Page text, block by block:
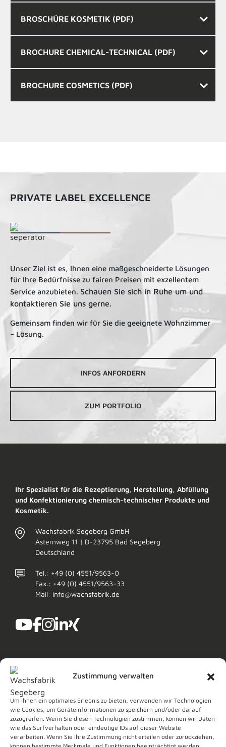
Zustimmung verwalten
Um Ihnen ein optimales Erlebnis zu bieten, verwenden wir Technologien
wie Cookies, um Geräteinformationen zu speichern und/oder darauf
zuzugreifen. Wenn Sie diesen Technologien zustimmen, können wir Daten
wie das Surfverhalten oder eindeutige IDs auf dieser Website
verarbeiten. Wenn Sie Ihre Zustimmung nicht erteilen oder zurückziehen,
BROSCHÜRE KOSMETIK (PDF)
BROCHURE CHEMICAL-TECHNICAL (PDF)
BROCHURE COSMETICS (PDF)
PRIVATE LABEL EXCELLENCE
Unser Ziel ist es, Ihnen eine maßgeschneiderte Lösungen
für Ihre Bedürfnisse zu fairen Preisen mit exzellentem
Service anzubieten. Schauen Sie sich in Ruhe um und
kontaktieren Sie uns gerne.
Gemeinsam finden wir für Sie die geeignete Wohnzimmer
– Lösung.
INFOS ANFORDERN
ZUM PORTFOLIO
Ihr Spezialist für die Rezeptierung, Herstellung, Abfüllung
und Konfektionierung chemisch-technischer Produkte und
Kosmetik.
Wachsfabrik Segeberg GmbH
Asternweg 11 | D-23795 Bad Segeberg
Deutschland
Tel.: +49 (0) 4551/9563-0
Fax.: +49 (0) 4551/9563-33
Mail: info@wachsfabrik.de
Copyright © 2026Wachsfabrik Segeberg GmbH
Impressum
Datenschutz AVB